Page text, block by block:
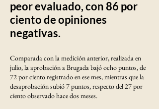
peor evaluado, con 86 por
ciento de opiniones
negativas.
Comparada con la medición anterior, realizada en
julio, la aprobación a Brugada bajó ocho puntos, de
72 por ciento registrado en ese mes, mientras que la
desaprobación subió 7 puntos, respecto del 27 por
ciento observado hace dos meses.